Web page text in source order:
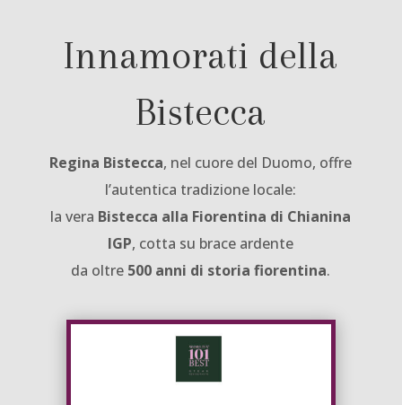
Innamorati della
Bistecca
Regina Bistecca, nel cuore del Duomo, offre
l’autentica tradizione locale:
la vera Bistecca alla Fiorentina di Chianina
IGP, cotta su brace ardente
da oltre 500 anni di storia fiorentina.